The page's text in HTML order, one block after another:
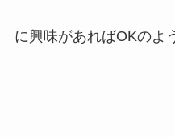
に興味があればOKのよ